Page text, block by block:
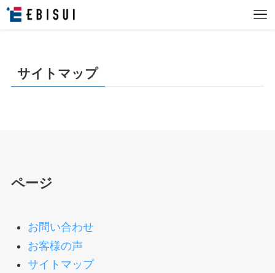
サイトマップ
ページ
お問い合わせ
お客様の声
サイトマップ